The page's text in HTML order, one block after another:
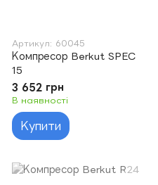
Артикул: 60045
Компресор Berkut SPEC
15
3 652 грн
В наявності
Купити